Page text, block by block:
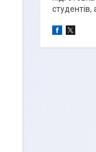
студентів,